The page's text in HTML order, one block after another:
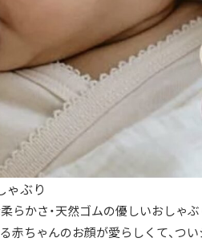
ゃぶり
らかさ・天然ゴムの優しいおしゃぶ
赤ちゃんのお顔が愛らしくて、つ